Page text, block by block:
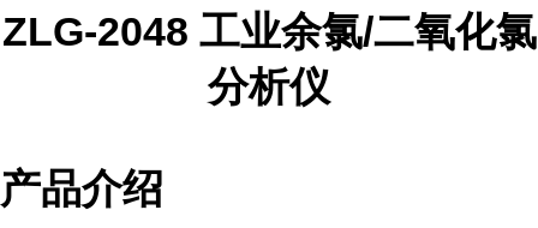
ZLG-2048 工业余氯/二氧化氯
分析仪
产品介绍